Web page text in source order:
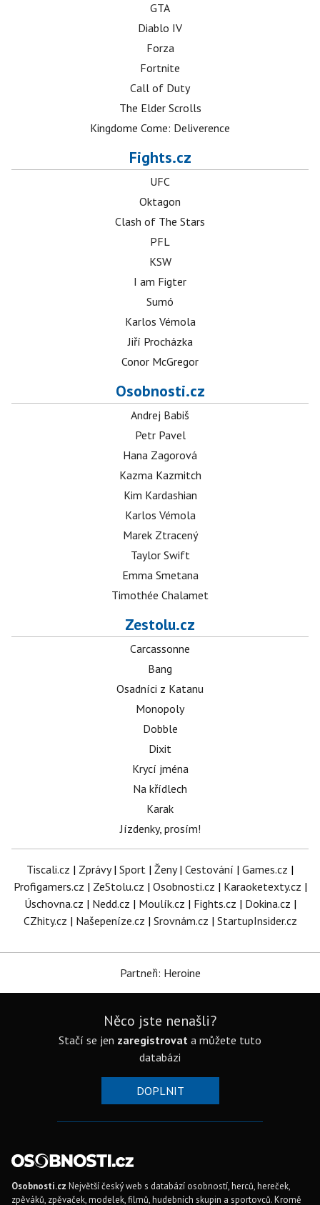
GTA
Diablo IV
Forza
Fortnite
Call of Duty
The Elder Scrolls
Kingdome Come: Deliverence
Fights.cz
UFC
Oktagon
Clash of The Stars
PFL
KSW
I am Figter
Sumó
Karlos Vémola
Jiří Procházka
Conor McGregor
Osobnosti.cz
Andrej Babiš
Petr Pavel
Hana Zagorová
Kazma Kazmitch
Kim Kardashian
Karlos Vémola
Marek Ztracený
Taylor Swift
Emma Smetana
Timothée Chalamet
Zestolu.cz
Carcassonne
Bang
Osadníci z Katanu
Monopoly
Dobble
Dixit
Krycí jména
Na křídlech
Karak
Jízdenky, prosím!
Tiscali.cz | Zprávy| Sport | Ženy| Cestování | Games.cz |
Profigamers.cz | ZeStolu.cz | Osobnosti.cz | Karaoketexty.cz |
Úschovna.cz | Nedd.cz | Moulík.cz | Fights.cz | Dokina.cz |
CZhity.cz | Našepeníze.cz | Srovnám.cz | StartupInsider.cz
Partneři: Heroine
Něco jste nenašli?
Stačí se jen zaregistrovat a můžete tuto
databázi
DOPLNIT
Osobnosti.cz Největší český web s databází osobností, herců, hereček,
zpěváků, zpěvaček, modelek, filmů, hudebních skupin a sportovců. Kromě